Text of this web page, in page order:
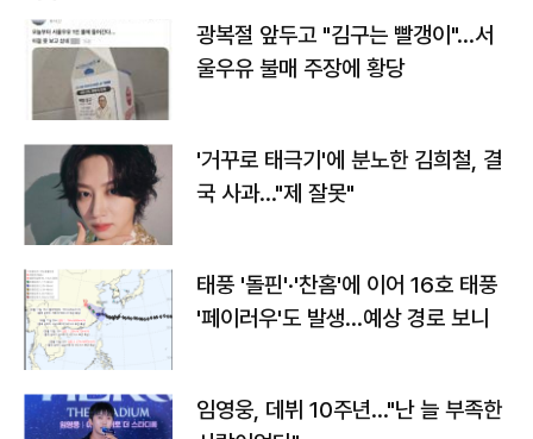
광복절 앞두고 "김구는 빨갱이"…서
울우유 불매 주장에 황당
'거꾸로 태극기'에 분노한 김희철, 결
국 사과…"제 잘못"
태풍 '돌핀'·'찬홈'에 이어 16호 태풍
'페이러우'도 발생…예상 경로 보니
임영웅, 데뷔 10주년…"난 늘 부족한